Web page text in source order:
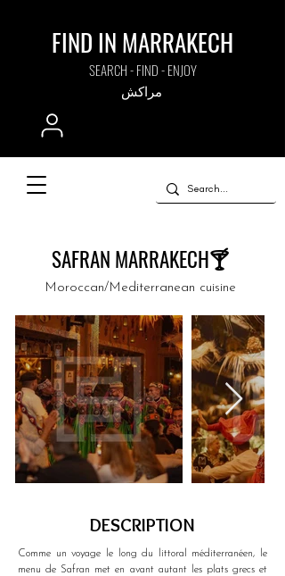
FIND IN MARRAKECH
SEARCH - FIND - ENJOY
مراكش
SAFRAN MARRAKECH🍸
Moroccan/Mediterranean cuisine
DESCRIPTION
Comme un voyage le long du littoral méditerranéen, le
menu de Safran met en avant autant les plats grecs et